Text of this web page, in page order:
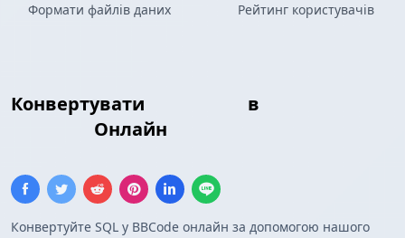
Конвертувати в
Онлайн
Конвертуйте SQL у BBCode онлайн за допомогою нашого
Формати файлів даних Рейтинг користувачів